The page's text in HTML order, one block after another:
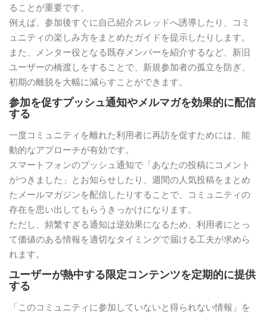
ることが重要です。
例えば、参加後すぐに自己紹介スレッドへ誘導したり、コミ
ュニティの楽しみ方をまとめたガイドを提示したりします。
また、メンター役となる既存メンバーを紹介するなど、新旧
ユーザーの橋渡しをすることで、新規参加者の孤立を防ぎ、
初期の離脱を大幅に減らすことができます。
参加を促すプッシュ通知やメルマガを効果的に配信
する
一度コミュニティを離れた利用者に再訪を促すためには、能
動的なアプローチが有効です。
スマートフォンのプッシュ通知で「あなたの投稿にコメント
がつきました」とお知らせしたり、週間の人気投稿をまとめ
たメールマガジンを配信したりすることで、コミュニティの
存在を思い出してもらうきっかけになります。
ただし、頻繁すぎる通知は逆効果になるため、利用者にとっ
て価値のある情報を適切なタイミングで届ける工夫が求めら
れます。
ユーザーが熱中する限定コンテンツを定期的に提供
する
「このコミュニティに参加していないと得られない情報」を